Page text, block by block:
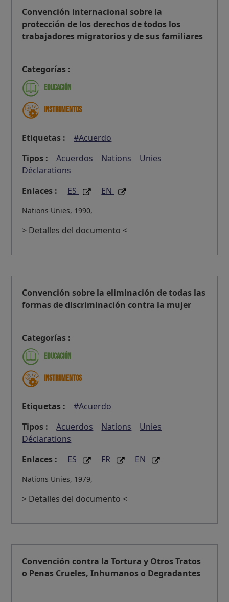
Convención internacional sobre la
protección de los derechos de todos los
trabajadores migratorios y de sus familiares
Categorías :
Educación
Instrumentos
Etiquetas :
#Acuerdo
Tipos :
Acuerdos Nations
Unies
Déclarations
Enlaces :
ES EN
Nations Unies, 1990,
> Detalles del documento <
Convención sobre la eliminación de todas las
formas de discriminación contra la mujer
Categorías :
Educación
Instrumentos
Etiquetas :
#Acuerdo
Tipos :
Acuerdos Nations
Unies
Déclarations
Enlaces :
ES FR EN
Nations Unies, 1979,
> Detalles del documento <
Convención contra la Tortura y Otros Tratos
o Penas Crueles, Inhumanos o Degradantes